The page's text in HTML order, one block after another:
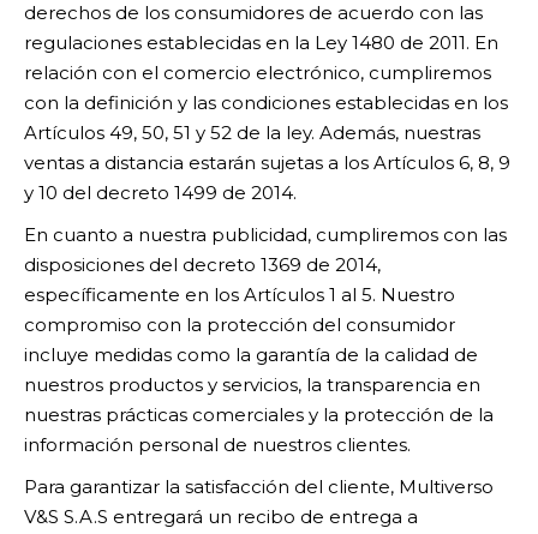
derechos de los consumidores de acuerdo con las
regulaciones establecidas en la Ley 1480 de 2011. En
relación con el comercio electrónico, cumpliremos
con la definición y las condiciones establecidas en los
Artículos 49, 50, 51 y 52 de la ley. Además, nuestras
ventas a distancia estarán sujetas a los Artículos 6, 8, 9
y 10 del decreto 1499 de 2014.
En cuanto a nuestra publicidad, cumpliremos con las
disposiciones del decreto 1369 de 2014,
específicamente en los Artículos 1 al 5. Nuestro
compromiso con la protección del consumidor
incluye medidas como la garantía de la calidad de
nuestros productos y servicios, la transparencia en
nuestras prácticas comerciales y la protección de la
información personal de nuestros clientes.
Para garantizar la satisfacción del cliente, Multiverso
V&S S.A.S entregará un recibo de entrega a